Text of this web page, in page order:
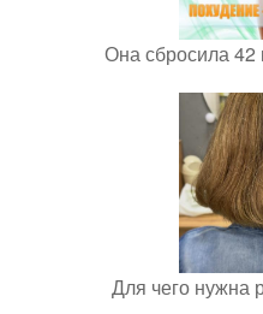
Она сбросила 42
Для чего нужна